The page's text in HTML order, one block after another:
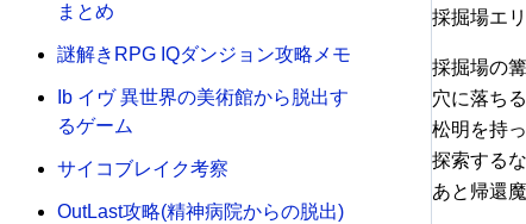
まとめ
謎解きRPG IQダンジョン攻略メモ
Ib イヴ 異世界の美術館から脱出す
るゲーム
サイコブレイク考察
OutLast攻略(精神病院からの脱出)
採掘場エ
採掘場の
穴に落ち
松明を持
探索する
あと帰還